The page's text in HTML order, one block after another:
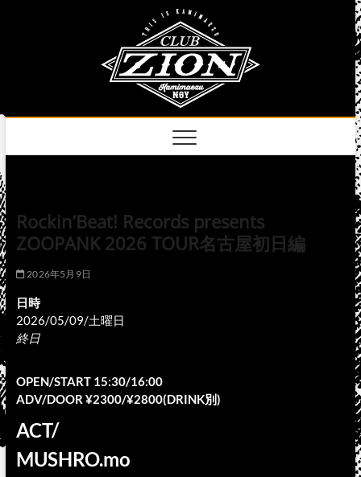
Rockin’Beat! Records presents
ZOOPANK 2026 TOUR名古屋初日編
2026年5月9日
日時
2026/05/09/土曜日
終日
OPEN/START 15:30/16:00
ADV/DOOR ¥2300/¥2800(DRINK別)
ACT/
MUSHRO.mo